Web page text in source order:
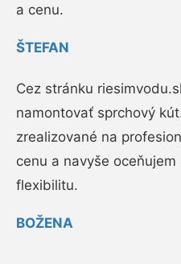
a cenu.
ŠTEFAN
Cez stránku
namontovať sprchový
zrealizované na
cenu a navyše
flexibilitu.
BOŽENA